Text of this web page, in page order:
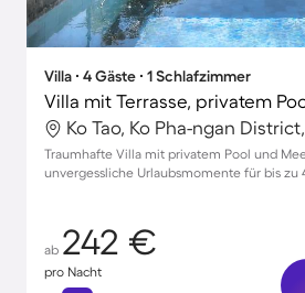
Villa ∙ 4 Gäste ∙ 1 Schlafzimmer
Ko Tao, Ko Pha-ngan
Traumhafte Villa mit privatem Pool und
unvergessliche Urlaubsmomente für bis zu
ab 242 €
pro Nacht